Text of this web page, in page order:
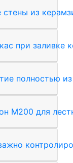
из
при заливке
полностью
М200 для